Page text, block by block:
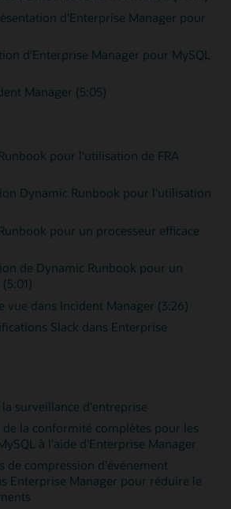
d'Enterprise Manager pour
d'Enterprise Manager pour MySQL
Manager (5:05)
pour l'utilisation de FRA
Dynamic Runbook pour l'utilisation
pour un processeur efficace
de Dynamic Runbook pour un
vue dans Incident Manager (3:26)
Slack dans Enterprise
surveillance d'entreprise
la conformité complètes pour les
à l'aide d'Enterprise Manager
de compression d'événement
Enterprise Manager pour réduire le